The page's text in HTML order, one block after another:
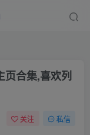
页合集,喜欢列
关注 私信